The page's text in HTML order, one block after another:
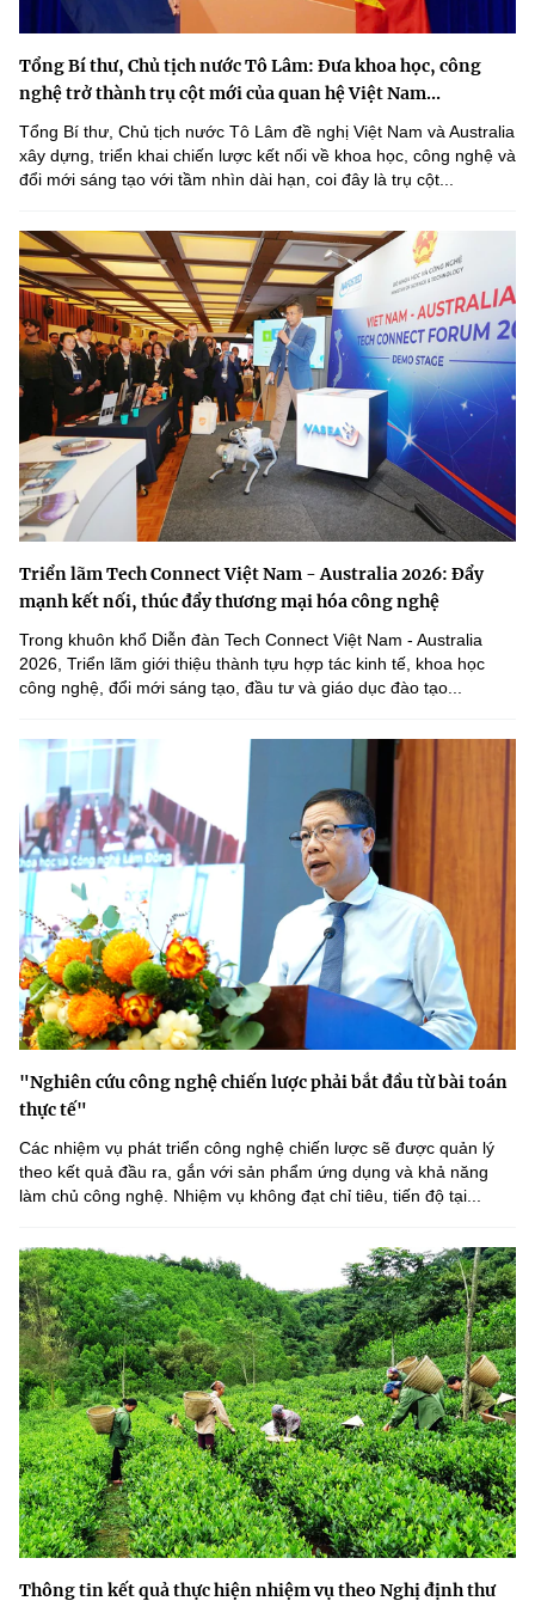
Chọn ngôn ngữ
Vietnamese English
BỘ KHOA HỌC VÀ CÔNG NGHỆ
Điều khoản sử dụng Theo dõi MST: Góp ý
Cơ quan chủ quản: Bộ Khoa học và Công nghệ (MST)
Chịu trách nhiệm nội dung: Nguyễn Thị Hải Hằng
Giám đốc Trung tâm Truyền thông Khoa học và Công nghệ.
Liên hệ
Địa chỉ: Ban Biên tập Cổng TTĐT - 18 Nguyễn Du, TP. Hà Nội
Điện thoại: 024 3936 9506
Email: stc@mst.gov.vn
©2026 Bản quyền thuộc Bộ Khoa Học và Công Nghệ
(Ghi rõ nguồn "https://mst.gov.vn" khi phát hành lại thông tin từ
website này)
Tổng Bí thư, Chủ tịch nước Tô Lâm: Đưa khoa học, công
nghệ trở thành trụ cột mới của quan hệ Việt Nam...
Tổng Bí thư, Chủ tịch nước Tô Lâm đề nghị Việt Nam và Australia
xây dựng, triển khai chiến lược kết nối về khoa học, công nghệ và
đổi mới sáng tạo với tầm nhìn dài hạn, coi đây là trụ cột...
Triển lãm Tech Connect Việt Nam - Australia 2026: Đẩy
mạnh kết nối, thúc đẩy thương mại hóa công nghệ
Trong khuôn khổ Diễn đàn Tech Connect Việt Nam - Australia
2026, Triển lãm giới thiệu thành tựu hợp tác kinh tế, khoa học
công nghệ, đổi mới sáng tạo, đầu tư và giáo dục đào tạo...
"Nghiên cứu công nghệ chiến lược phải bắt đầu từ bài toán
thực tế"
Các nhiệm vụ phát triển công nghệ chiến lược sẽ được quản lý
theo kết quả đầu ra, gắn với sản phẩm ứng dụng và khả năng
làm chủ công nghệ. Nhiệm vụ không đạt chỉ tiêu, tiến độ tại...
Thông tin kết quả thực hiện nhiệm vụ theo Nghị định thư